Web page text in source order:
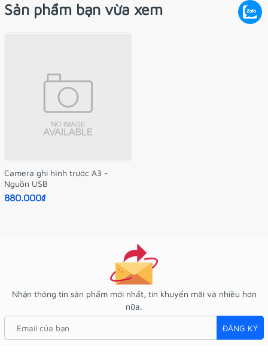
Sản phẩm bạn vừa xem
Camera ghi hình trước A3 -
Nguồn USB
880.000₫
Nhận thông tin sản phẩm mới nhất, tin khuyến mãi và nhiều hơn
nữa.
ĐĂNG KÝ